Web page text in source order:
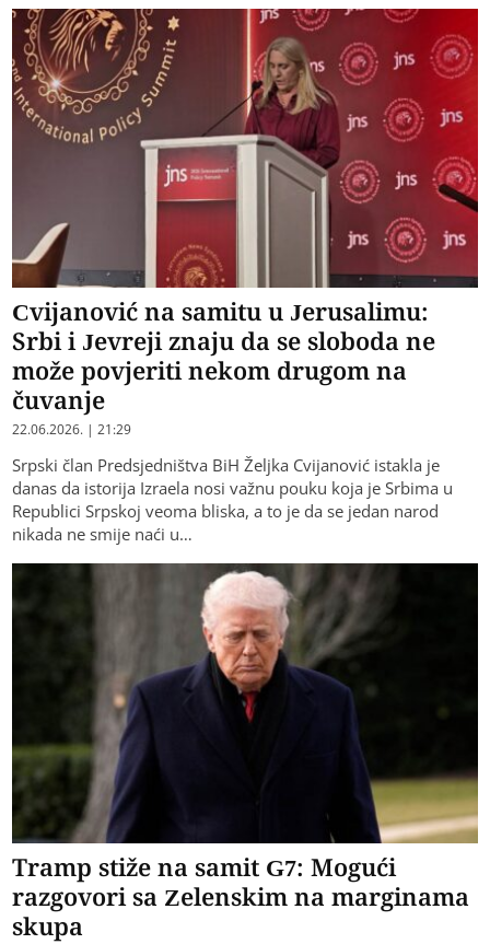
Cvijanović na samitu u Jerusalimu:
Srbi i Jevreji znaju da se sloboda ne
može povjeriti nekom drugom na
čuvanje
22.06.2026. | 21:29
Srpski član Predsjedništva BiH Željka Cvijanović istakla je
danas da istorija Izraela nosi važnu pouku koja je Srbima u
Republici Srpskoj veoma bliska, a to je da se jedan narod
nikada ne smije naći u…
Tramp stiže na samit G7: Mogući
razgovori sa Zelenskim na marginama
skupa